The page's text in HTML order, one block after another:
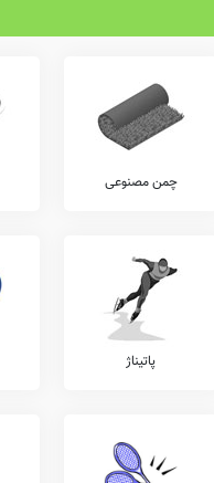
چمن مصنوعی
پاتیناژ